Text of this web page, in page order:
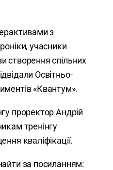
з
учасники
створення спільних
Освітньо-
«Квантум».
проректор Андрій
тренінгу
кваліфікації.
за посиланням: